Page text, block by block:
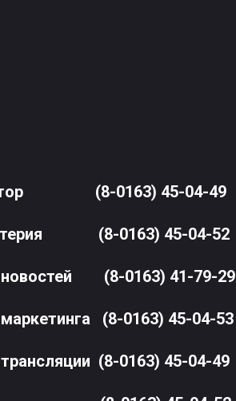
(8-0163) 45-04-49
(8-0163) 45-04-52
(8-0163) 41-79-29
(8-0163) 45-04-53
(8-0163) 45-04-49